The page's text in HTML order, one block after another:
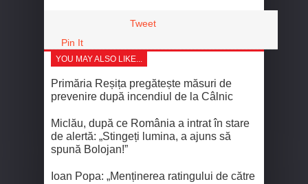
Tweet
Pin It
YOU MAY ALSO LIKE...
Primăria Reșița pregătește măsuri de
prevenire după incendiul de la Câlnic
Miclău, după ce România a intrat în stare
de alertă: „Stingeți lumina, a ajuns să
spună Bolojan!”
Ioan Popa: „Menținerea ratingului de către